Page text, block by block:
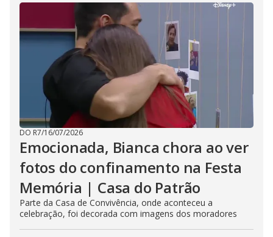
DO R7/16/07/2026
Emocionada, Bianca chora ao ver
fotos do confinamento na Festa
Memória | Casa do Patrão
Parte da Casa de Convivência, onde aconteceu a
celebração, foi decorada com imagens dos moradores